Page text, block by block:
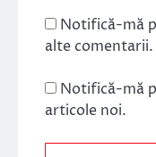
Notifică-mă
alte comentarii.
Notifică-mă
articole noi.